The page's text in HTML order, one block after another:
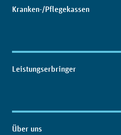
Kranken-/Pflegekassen
Leistungserbringer
Über uns